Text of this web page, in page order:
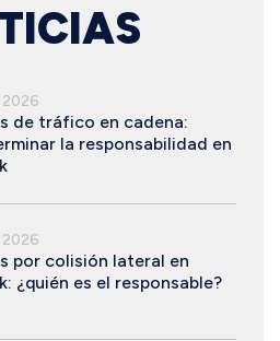
2026
de tráfico en cadena:
la responsabilidad en
2026
por colisión lateral en
¿quién es el responsable?